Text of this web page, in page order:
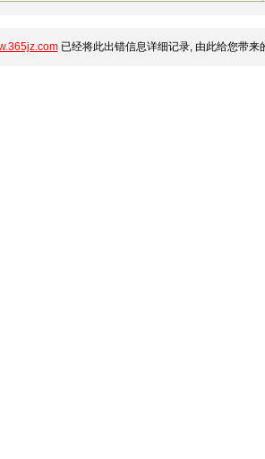
已经将此出错信息详细记录, 由此给您带来